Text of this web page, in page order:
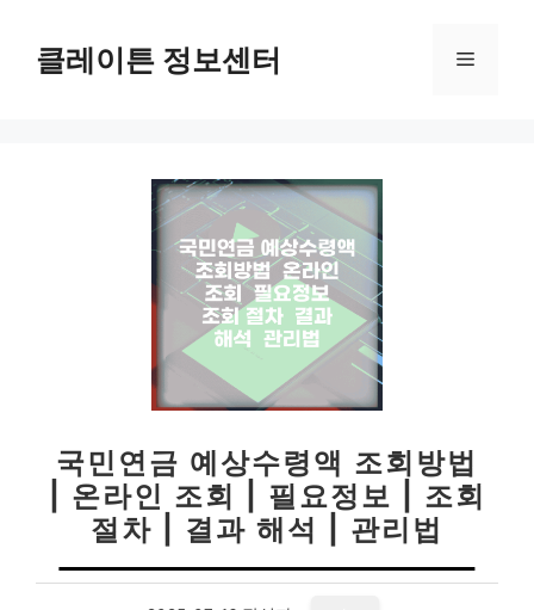
클레이튼 정보센터 메
국민연금 예상수령액 조회방법
| 온라인 조회 | 필요정보 | 조회
절차 | 결과 해석 | 관리법